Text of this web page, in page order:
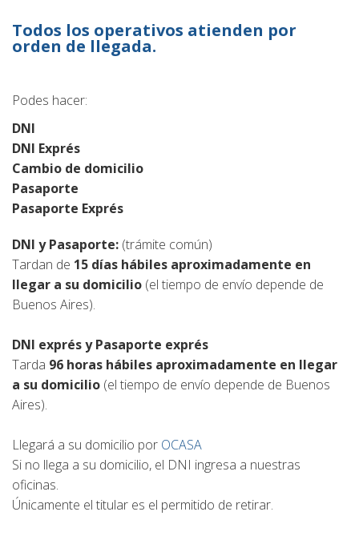
Todos los operativos atienden por
orden de llegada.
Podes hacer:
DNI
DNI Exprés
Cambio de domicilio
Pasaporte
Pasaporte Exprés
DNI y Pasaporte: (trámite común)
Tardan de 15 días hábiles aproximadamente en
llegar a su domicilio (el tiempo de envío depende de
Buenos Aires).
DNI exprés y Pasaporte exprés
Tarda 96 horas hábiles aproximadamente en llegar
a su domicilio (el tiempo de envío depende de Buenos
Aires).
Llegará a su domicilio por OCASA
Si no llega a su domicilio, el DNI ingresa a nuestras
oficinas.
Únicamente el titular es el permitido de retirar.